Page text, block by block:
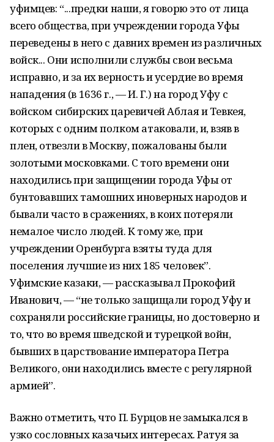
уфимцев: “...предки наши, я говорю это от лица
всего общества, при учреждении города Уфы
переведены в него с давних времен из различных
войск... Они исполнили службы свои весьма
исправно, и за их верность и усердие во время
нападения (в 1636 г., — И. Г.) на город Уфу с
войском сибирских царевичей Аблая и Тевкея,
которых с одним полком атаковали, и, взяв в
плен, отвезли в Москву, пожалованы были
золотыми московками. С того времени они
находились при защищении города Уфы от
бунтовавших тамош­них иноверных народов и
бывали часто в сражениях, в коих потеряли
немалое число людей. К тому же, при
учреждении Оренбурга взяты туда для
поселения лучшие из них 185 человек”.
Уфимские казаки, — рассказывал Прокофий
Иванович, — “не только за­щищали город Уфу и
сохраняли российские границы, но достоверно и
то, что во время шведской и турецкой войн,
бывших в царствование императора Петра
Великого, они находились вместе с регулярной
армией”.
Важно отметить, что П. Бурцов не замыкался в
узко сословных казачьих интересах. Ратуя за